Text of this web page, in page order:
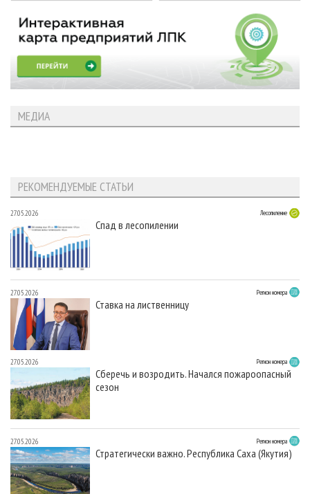
МЕДИА
РЕКОМЕНДУЕМЫЕ СТАТЬИ
27.05.2026 Лесопиление
Спад в лесопилении
27.05.2026 Регион номера
Ставка на лиственницу
27.05.2026 Регион номера
Сберечь и возродить. Начался пожароопасный
сезон
27.05.2026 Регион номера
Стратегически важно. Республика Саха (Якутия)